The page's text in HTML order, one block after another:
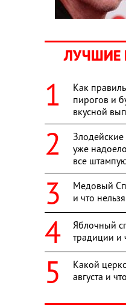
ЛУЧШИЕ
Как
пирогов и
вкусной
уже
все
Медовый
и что
Яблочный
традиции и
Какой
августа и